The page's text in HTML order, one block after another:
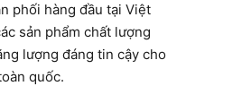
phối hàng đầu tại Việt
sản phẩm chất lượng
lượng đáng tin cậy cho
quốc.